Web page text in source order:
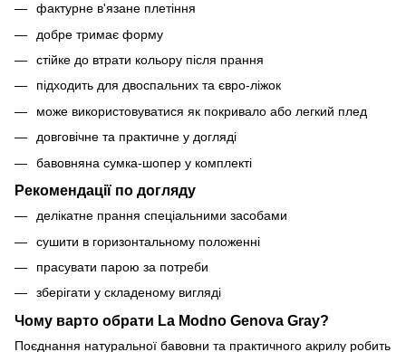
фактурне в'язане плетіння
добре тримає форму
стійке до втрати кольору після прання
підходить для двоспальних та євро-ліжок
може використовуватися як покривало або легкий плед
довговічне та практичне у догляді
бавовняна сумка-шопер у комплекті
Рекомендації по догляду
делікатне прання спеціальними засобами
сушити в горизонтальному положенні
прасувати парою за потреби
зберігати у складеному вигляді
Чому варто обрати La Modno Genova Gray?
Поєднання натуральної бавовни та практичного акрилу робить